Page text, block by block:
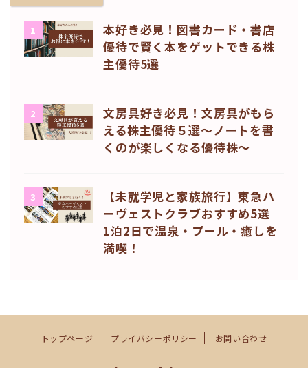
1
本好き必見！図書カード・書店
優待で賢く本をゲットできる株
主優待5選
2
文房具好き必見！文房具がもら
える株主優待５選〜ノートを書
くのが楽しくなる優待株〜
3
【未就学児と家族旅行】東急ハ
ーヴェストクラブおすすめ5選｜
1泊2日で温泉・プール・癒しを
満喫！
トップページ プライバシーポリシー お問い合わせ